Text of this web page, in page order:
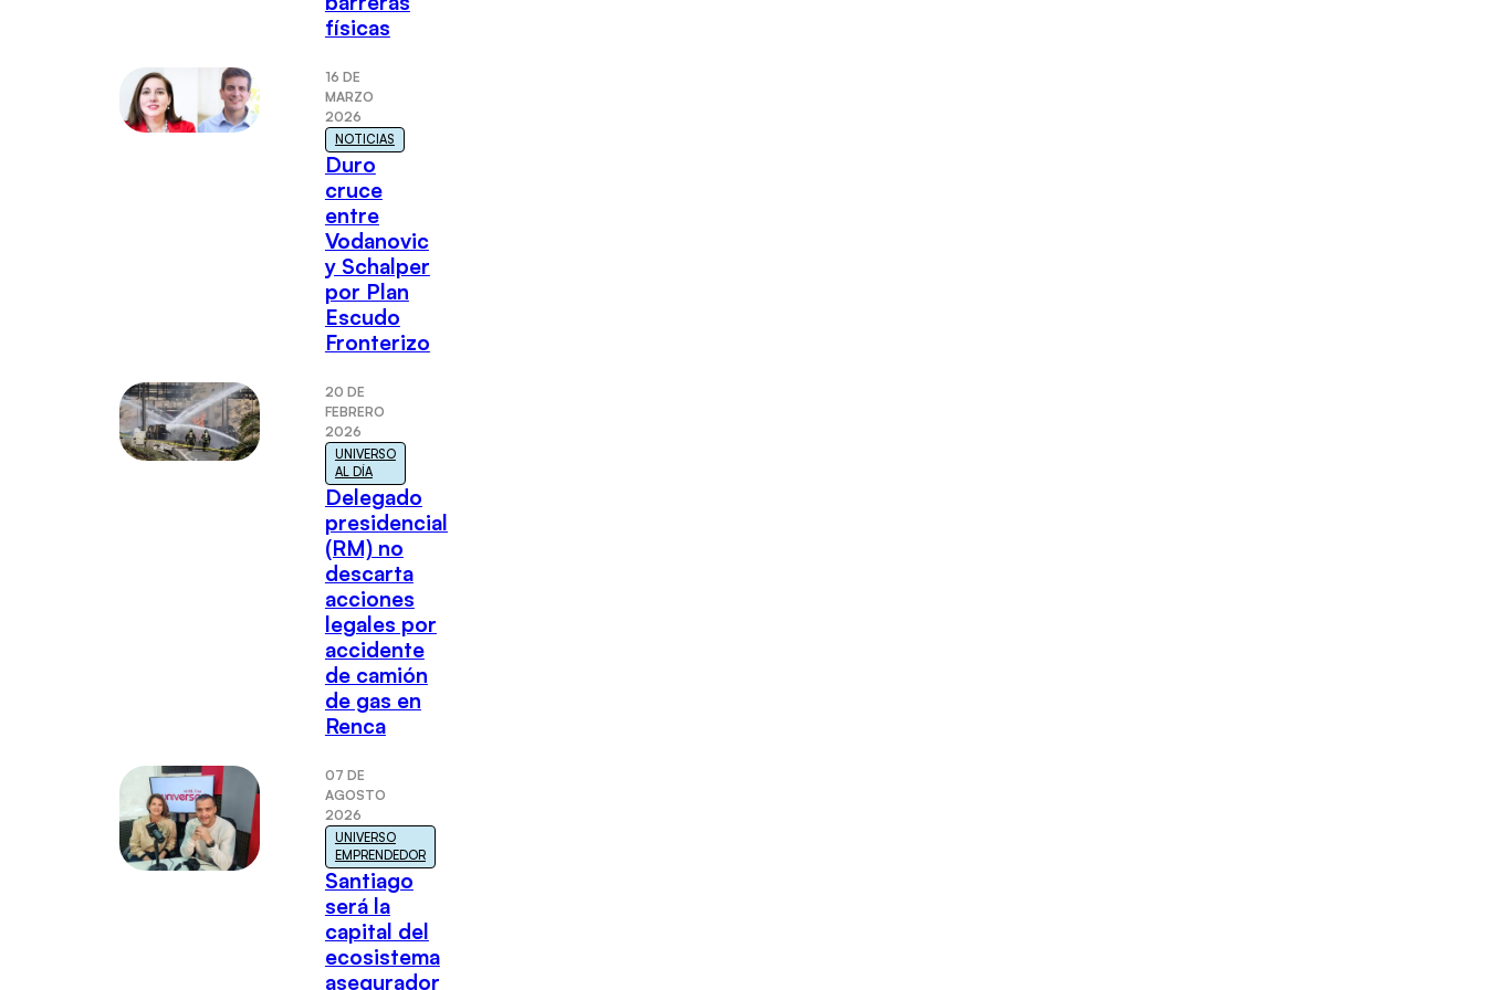
físicas
16 DE
MARZO
2026
NOTICIAS
Duro
cruce
entre
Vodanovic
y Schalper
por Plan
Escudo
Fronterizo
20 DE
FEBRERO
2026
UNIVERSO
AL DÍA
Delegado
presidencial
(RM) no
descarta
acciones
legales por
accidente
de camión
de gas en
Renca
07 DE
AGOSTO
2026
UNIVERSO
EMPRENDEDOR
Santiago
será la
capital del
ecosistema
asegurador